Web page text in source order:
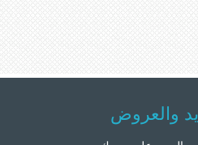
والعروض